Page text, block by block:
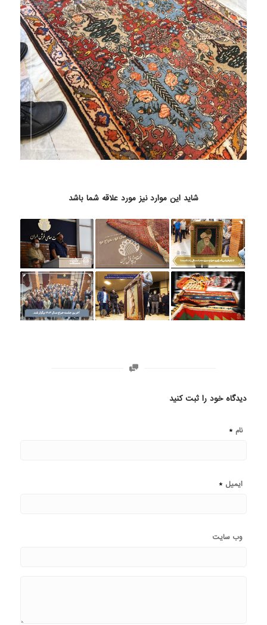
شاید این موارد نیز مورد علاقه شما باشد
دیدگاه خود را ثبت کنید
نام *
ایمیل *
وب‌ سایت